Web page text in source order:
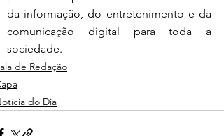
da informação, do entretenimento e da
comunicação digital para toda a
sociedade.
de Redação
do Dia